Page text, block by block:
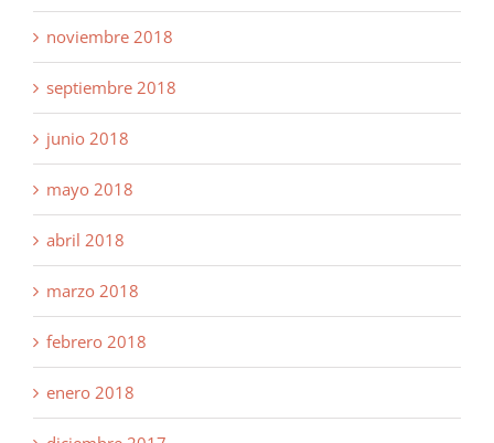
noviembre 2018
septiembre 2018
junio 2018
mayo 2018
abril 2018
marzo 2018
febrero 2018
enero 2018